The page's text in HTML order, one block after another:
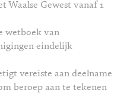
Waalse Gewest vanaf 1
wetboek van
eindelijk
vereiste aan deelname
beroep aan te tekenen